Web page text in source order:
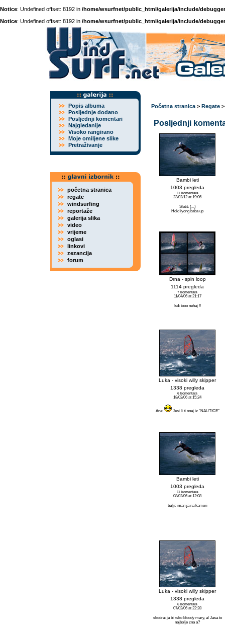
Notice: Undefined offset: 8192 in /home/wsurfnet/public_html/galerija/include/
Notice: Undefined offset: 8192 in /home/wsurfnet/public_html/galerija/include/
Popis albuma
Posljednje dodano
Posljednji komentari
Najgledanije
Visoko rangirano
Moje omiljene slike
Pretraživanje
početna stranica
regate
windsurfing
reportaže
galerija slika
video
vrijeme
oglasi
linkovi
zezancija
forum
Početna stranica > Regate
Posljednji
Bambi leti
1003 pregleda
11 komentara
23/02/12 at 19:06
Slotit: (...)
Hold iyong baba up
Drna - spin loop
1114 pregleda
7 komentara
11/04/06 at 21:17
lsd: tooo nehaj !!
Luka - visoki willy skipper
1338 pregleda
6 komentara
18/02/06 at 15:24
Ana: Jesi li ti onaj iz "NAUTICE"
Bambi leti
1003 pregleda
11 komentara
08/02/06 at 12:08
bulji: iman ja na kameri
Luka - visoki willy skipper
1338 pregleda
6 komentara
07/02/06 at 22:28
skodra: ja bi reko bloody mary, al Jasa to
najbolje zna a?